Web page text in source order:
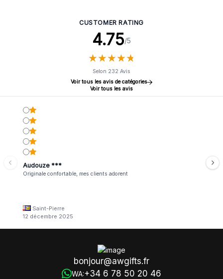
CUSTOMER RATING
4.75/5
★★★★★
★★★★★
Selon 232 Avis
Voir tous les avis de catégories
Voir tous les avis
Audouze ***
Originale confortable, mes clients adorent
Saint-Pierre
12 décembre 2025
bonjour@awgifts.fr
WA:+34 6 78 50 20 46